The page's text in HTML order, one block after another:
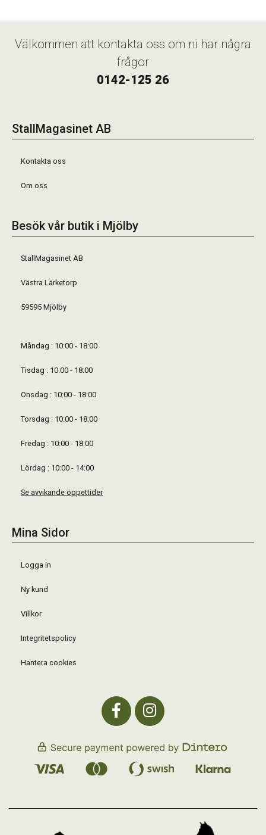
Välkommen att kontakta oss om ni har några
frågor
0142-125 26
StallMagasinet AB
Kontakta oss
Om oss
Besök vår butik i Mjölby
StallMagasinet AB
Västra Lärketorp
59595 Mjölby
Måndag : 10:00 - 18:00
Tisdag : 10:00 - 18:00
Onsdag : 10:00 - 18:00
Torsdag : 10:00 - 18:00
Fredag : 10:00 - 18:00
Lördag : 10:00 - 14:00
Se avvikande öppettider
Mina Sidor
Logga in
Ny kund
Villkor
Integritetspolicy
Hantera cookies